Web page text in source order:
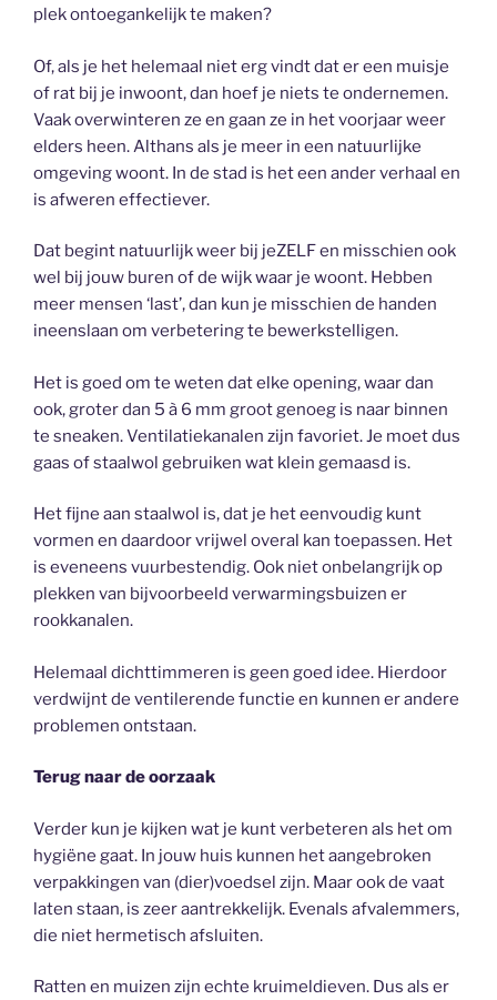
plek ontoegankelijk te maken?
Of, als je het helemaal niet erg vindt dat er een muisje
of rat bij je inwoont, dan hoef je niets te ondernemen.
Vaak overwinteren ze en gaan ze in het voorjaar weer
elders heen. Althans als je meer in een natuurlijke
omgeving woont. In de stad is het een ander verhaal en
is afweren effectiever.
Dat begint natuurlijk weer bij jeZELF en misschien ook
wel bij jouw buren of de wijk waar je woont. Hebben
meer mensen ‘last’, dan kun je misschien de handen
ineenslaan om verbetering te bewerkstelligen.
Het is goed om te weten dat elke opening, waar dan
ook, groter dan 5 à 6 mm groot genoeg is naar binnen
te sneaken. Ventilatiekanalen zijn favoriet. Je moet dus
gaas of staalwol gebruiken wat klein gemaasd is.
Het fijne aan staalwol is, dat je het eenvoudig kunt
vormen en daardoor vrijwel overal kan toepassen. Het
is eveneens vuurbestendig. Ook niet onbelangrijk op
plekken van bijvoorbeeld verwarmingsbuizen er
rookkanalen.
Helemaal dichttimmeren is geen goed idee. Hierdoor
verdwijnt de ventilerende functie en kunnen er andere
problemen ontstaan.
Terug naar de oorzaak
Verder kun je kijken wat je kunt verbeteren als het om
hygiëne gaat. In jouw huis kunnen het aangebroken
verpakkingen van (dier)voedsel zijn. Maar ook de vaat
laten staan, is zeer aantrekkelijk. Evenals afvalemmers,
die niet hermetisch afsluiten.
Ratten en muizen zijn echte kruimeldieven. Dus als er